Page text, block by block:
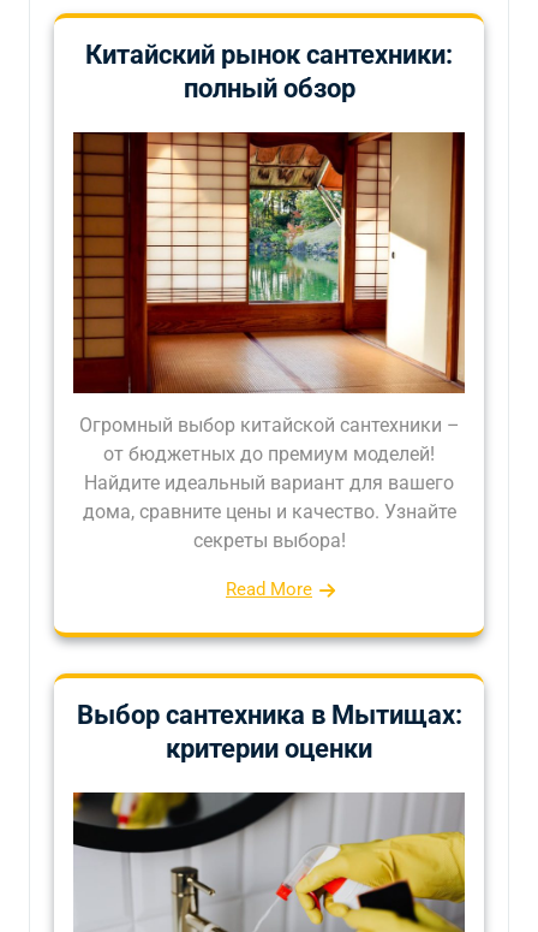
Китайский рынок сантехники:
полный обзор
Огромный выбор китайской сантехники –
от бюджетных до премиум моделей!
Найдите идеальный вариант для вашего
дома, сравните цены и качество. Узнайте
секреты выбора!
Read More
Выбор сантехника в Мытищах:
критерии оценки